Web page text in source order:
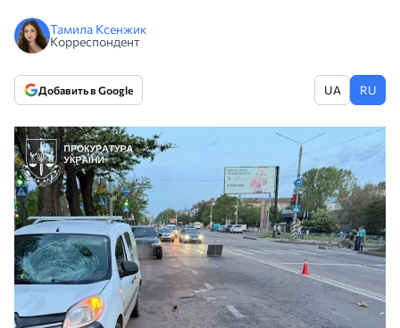
Тамила Ксенжик
Корреспондент
Добавить в Google UA RU